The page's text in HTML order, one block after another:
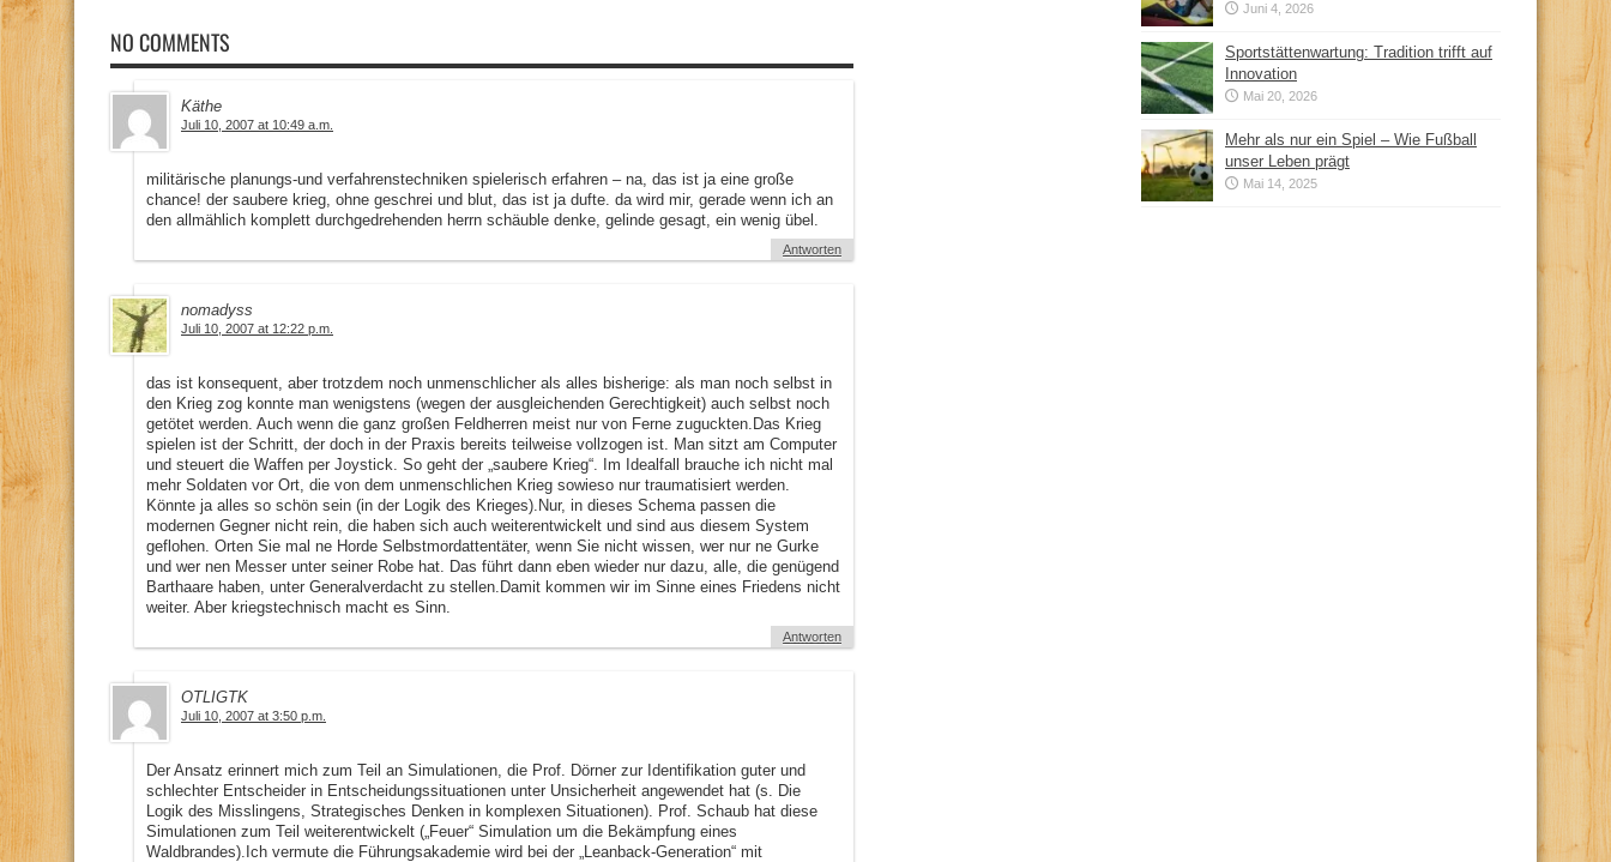
NO COMMENTS
Käthe
Juli 10, 2007 at 10:49 a.m.
militärische planungs-und verfahrenstechniken spielerisch erfahren – na, das ist ja eine große
chance! der saubere krieg, ohne geschrei und blut, das ist ja dufte. da wird mir, gerade wenn ich an
den allmählich komplett durchgedrehenden herrn schäuble denke, gelinde gesagt, ein wenig übel.
Antworten
nomadyss
Juli 10, 2007 at 12:22 p.m.
das ist konsequent, aber trotzdem noch unmenschlicher als alles bisherige: als man noch selbst in
den Krieg zog konnte man wenigstens (wegen der ausgleichenden Gerechtigkeit) auch selbst noch
getötet werden. Auch wenn die ganz großen Feldherren meist nur von Ferne zuguckten.Das Krieg
spielen ist der Schritt, der doch in der Praxis bereits teilweise vollzogen ist. Man sitzt am Computer
und steuert die Waffen per Joystick. So geht der „saubere Krieg“. Im Idealfall brauche ich nicht mal
mehr Soldaten vor Ort, die von dem unmenschlichen Krieg sowieso nur traumatisiert werden.
Könnte ja alles so schön sein (in der Logik des Krieges).Nur, in dieses Schema passen die
modernen Gegner nicht rein, die haben sich auch weiterentwickelt und sind aus diesem System
geflohen. Orten Sie mal ne Horde Selbstmordattentäter, wenn Sie nicht wissen, wer nur ne Gurke
und wer nen Messer unter seiner Robe hat. Das führt dann eben wieder nur dazu, alle, die genügend
Barthaare haben, unter Generalverdacht zu stellen.Damit kommen wir im Sinne eines Friedens nicht
weiter. Aber kriegstechnisch macht es Sinn.
Antworten
OTLIGTK
Juli 10, 2007 at 3:50 p.m.
Der Ansatz erinnert mich zum Teil an Simulationen, die Prof. Dörner zur Identifikation guter und
schlechter Entscheider in Entscheidungssituationen unter Unsicherheit angewendet hat (s. Die
Logik des Misslingens, Strategisches Denken in komplexen Situationen). Prof. Schaub hat diese
Simulationen zum Teil weiterentwickelt („Feuer“ Simulation um die Bekämpfung eines
Waldbrandes).Ich vermute die Führungsakademie wird bei der „Leanback-Generation“ mit
Juni 4, 2026
Sportstättenwartung: Tradition trifft auf
Innovation
Mai 20, 2026
Mehr als nur ein Spiel – Wie Fußball
unser Leben prägt
Mai 14, 2025